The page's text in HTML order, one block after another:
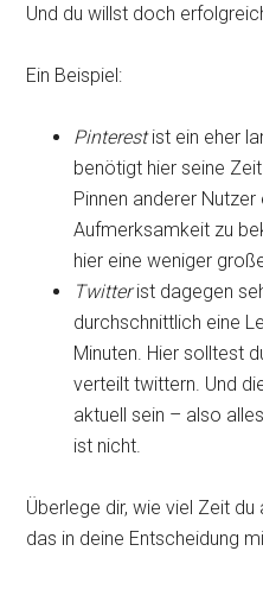
Und du willst doch
Ein Beispiel:
Pinterestist ein eher
benötigt hier seine
Pinnen anderer
Aufmerksamkeit zu
hier eine weniger
Twitterist dagegen
durchschnittlich eine
Minuten. Hier solltest
verteilt twittern. Und
aktuell sein – also
ist nicht.
Überlege dir, wie viel Zeit
das in deine Entscheidung